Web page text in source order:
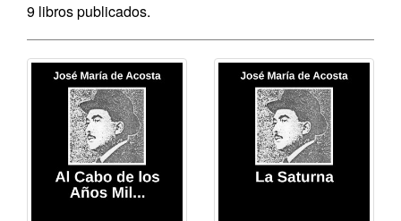
9 libros publicados.